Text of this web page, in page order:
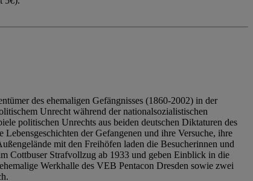
des ehemaligen Gefängnisses (1860-2002) in der
Unrecht während der nationalsozialistischen
politischen Unrechts aus beiden deutschen Diktaturen des
der Gefangenen und ihre Versuche, ihre
mit den Freihöfen laden die Besucherinnen und
Cottbuser Strafvollzug ab 1933 und geben Einblick in die
Werkhalle des VEB Pentacon Dresden sowie zwei